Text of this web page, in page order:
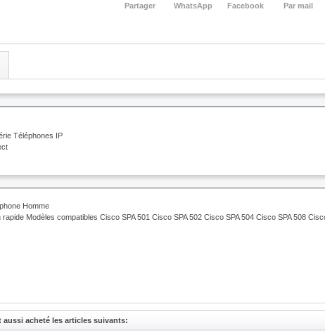
Partager WhatsApp Facebook Par mail
Téléphones IP
Homme
Modèles compatibles Cisco SPA 501 Cisco SPA 502 Cisco SPA 504 Cisco SPA 508
acheté les articles suivants: